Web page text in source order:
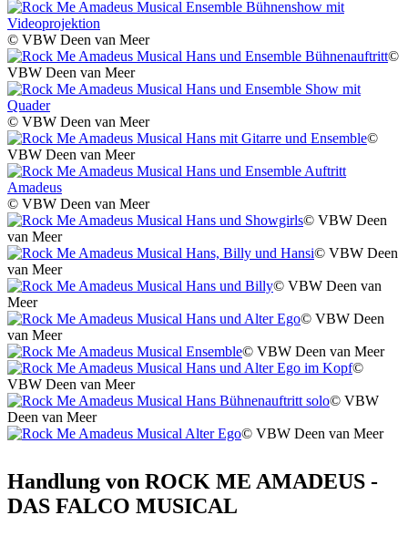
© VBW Deen van Meer
©
VBW Deen van Meer
© VBW Deen van Meer
©
VBW Deen van Meer
© VBW Deen van Meer
© VBW Deen
van Meer
© VBW Deen
van Meer
© VBW Deen van
Meer
© VBW Deen
van Meer
© VBW Deen van Meer
©
VBW Deen van Meer
© VBW
Deen van Meer
© VBW Deen van Meer
Handlung von ROCK ME AMADEUS -
DAS FALCO MUSICAL